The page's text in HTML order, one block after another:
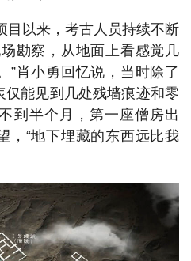
目以来，考古人员持续不断
勘察，从地面上看感觉几
”肖小勇回忆说，当时除了
能见到几处残墙痕迹和零
到半个月，第一座僧房出
，“地下埋藏的东西远比我